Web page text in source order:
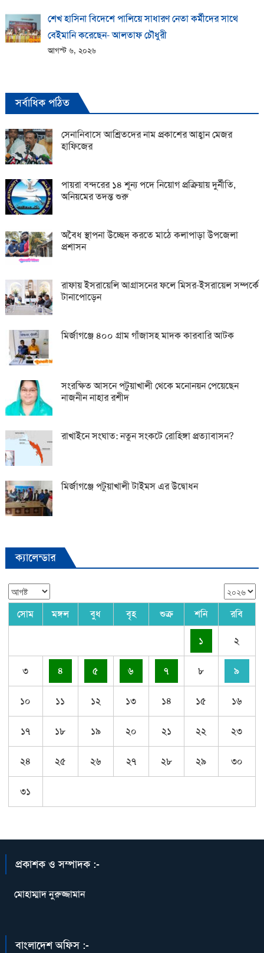
শেখ হাসিনা বিদেশে পালিয়ে সাধারণ নেতা কর্মীদের সাথে
বেইমানি করেছেন- আলতাফ চৌধুরী
আগস্ট ৬, ২০২৬
সর্বাধিক পঠিত
সেনানিবাসে আশ্রিতদের নাম প্রকাশের আহ্বান মেজর
হাফিজের
পায়রা বন্দরের ১৪ শূন্য পদে নিয়োগ প্রক্রিয়ায় দুর্নীতি,
অনিয়মের তদন্ত শুরু
অবৈধ স্থাপনা উচ্ছেদ করতে মাঠে কলাপাড়া উপজেলা
প্রশাসন
রাফায় ইসরায়েলি আগ্রাসনের ফলে মিসর-ইসরায়েল সম্পর্কে
টানাপোড়েন
মির্জাগঞ্জে ৪০০ গ্রাম গাঁজাসহ মাদক কারবারি আটক
সংরক্ষিত আসনে পটুয়াখালী থেকে মনোনয়ন পেয়েছেন
নাজনীন নাহার রশীদ
রাখাইনে সংঘাত: নতুন সংকটে রোহিঙ্গা প্রত্যাবাসন?
মির্জাগঞ্জে পটুয়াখালী টাইমস এর উদ্বোধন
ক্যালেন্ডার
সোম মঙ্গল বুধ বৃহ শুক্র শনি রবি
১ ২
৩ ৪ ৫ ৬ ৭ ৮ ৯
১০ ১১ ১২ ১৩ ১৪ ১৫ ১৬
১৭ ১৮ ১৯ ২০ ২১ ২২ ২৩
২৪ ২৫ ২৬ ২৭ ২৮ ২৯ ৩০
৩১
প্রকাশক ও সম্পাদক :-
মোহাম্মাদ নুরুজ্জামান
বাংলাদেশ অফিস :-